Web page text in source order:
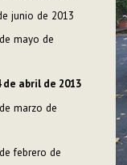
junio de 2013
mayo de
abril de 2013
marzo de
febrero de